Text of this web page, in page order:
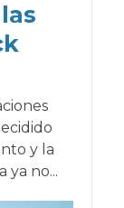
y la
ya no...